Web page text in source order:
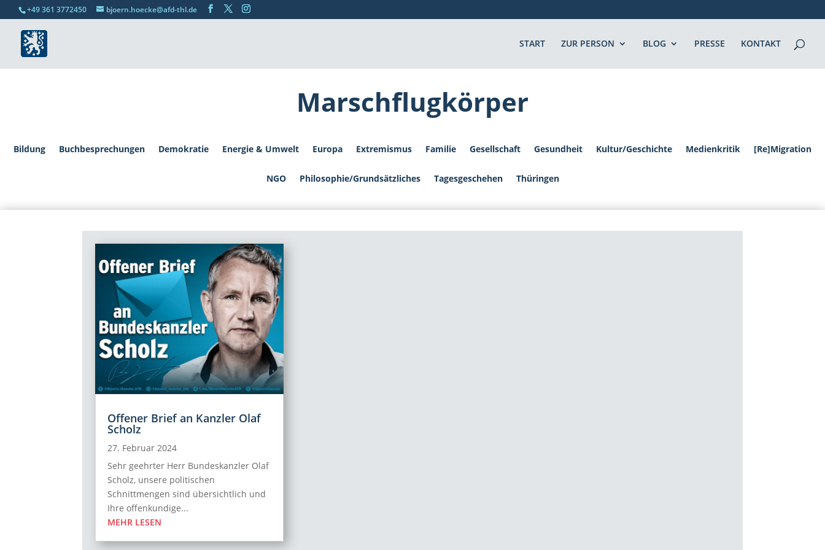
+49 361 3772450 bjoern.hoecke@afd-thl.de
START ZUR PERSON BLOG PRESSE KONTAKT
Marschflugkörper
Bildung Buchbesprechungen Demokratie Energie & Umwelt Europa Extremismus Familie Gesellschaft Gesundheit Kultur/Geschichte Medienkritik [Re]Migration
NGO Philosophie/Grundsätzliches Tagesgeschehen Thüringen
Offener Brief an Kanzler Olaf
Scholz
27. Februar 2024
Sehr geehrter Herr Bundeskanzler Olaf
Scholz, unsere politischen
Schnittmengen sind übersichtlich und
Ihre offenkundige...
MEHR LESEN